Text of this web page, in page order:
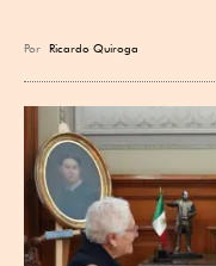
Por Ricardo Quiroga